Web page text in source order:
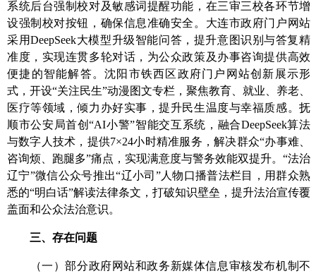
系统后台强制校对及敏感词提醒功能，在三审三校各环节增
设强制校对按钮，确保信息准确安全。 大连市政府门户网站
采用DeepSeek大模型升级智能问答，提升意图识别与答复精
准度，实现连贯多轮对话，为公众政策及办事咨询提供高效
便捷的智能解答。沈阳市铁西区政府门户网站创新展示形
式，开设“关注民生”动漫图文专栏，聚焦教育、就业、养老、
医疗等领域，倾力办好实事，提升民生温度与幸福质感。抚
顺市公安局首创“AI小警”智能交互系统，融合DeepSeek算法
与数字人技术，提供7×24小时精准服务，解决群众“办事难、
咨询烦、跑腿多”痛点，实现满意度与警务效能双提升。“法治
辽宁”微信公众号推出“辽小司”人物口播普法栏目，用群众熟
悉的“明白话”解读法律条文，打破知识壁垒，提升法治宣传覆
盖面和公众法治意识。
三、存在问题
（一）部分政府网站和政务新媒体信息审核发布机制不